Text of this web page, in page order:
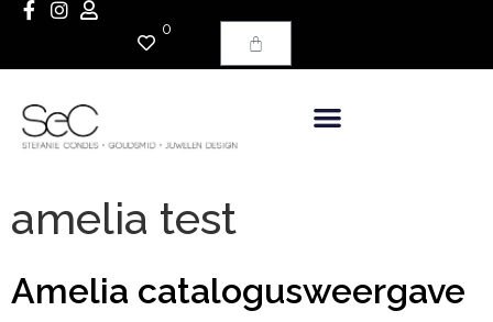
0
amelia test
Amelia catalogusweergave